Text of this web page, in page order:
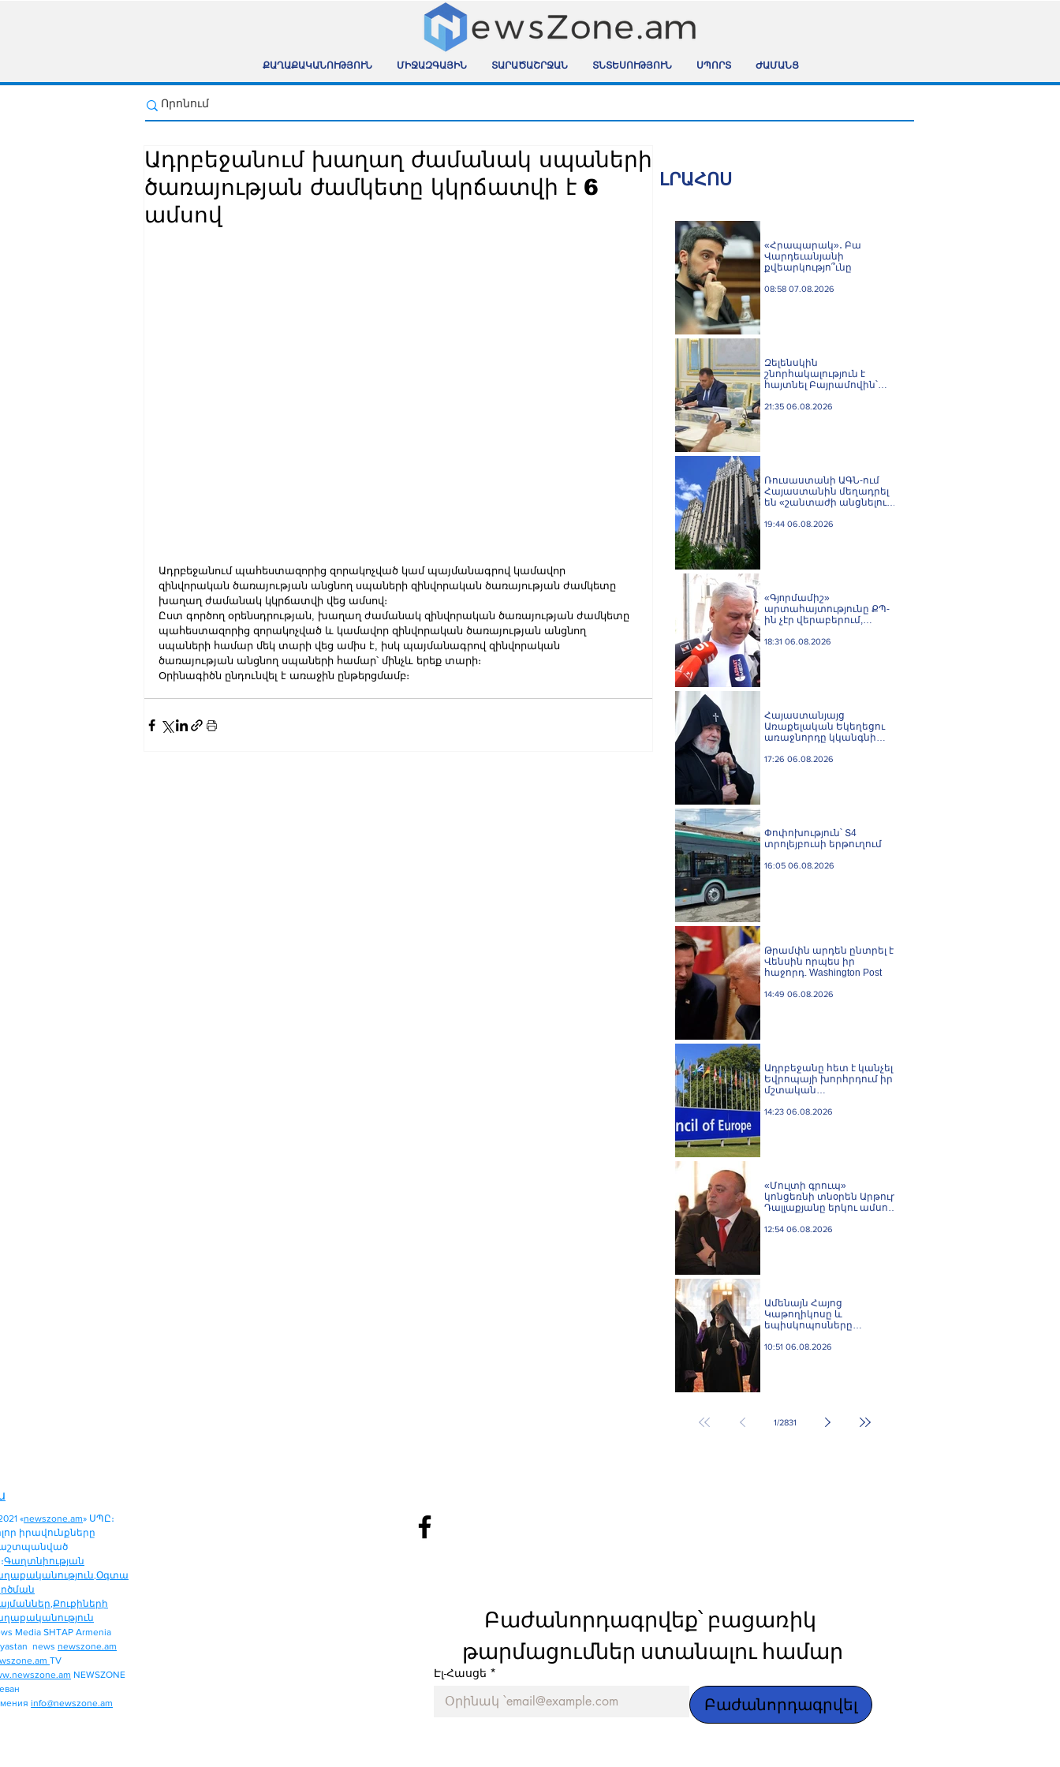
ՔԱՂԱՔԱԿԱՆՈՒԹՅՈՒՆ ՄԻՋԱԶԳԱՅԻՆ ՏԱՐԱԾԱՇՐՋԱՆ ՏՆՏԵՍՈՒԹՅՈՒՆ ՍՊՈՐՏ ԺԱՄԱՆՑ
Ադրբեջանում խաղաղ ժամանակ սպաների
ծառայության ժամկետը կկրճատվի է 6
ամսով
Ադրբեջանում պահեստազորից զորակոչված կամ պայմանագրով կամավոր
զինվորական ծառայության անցնող սպաների զինվորական ծառայության ժամկետը
խաղաղ ժամանակ կկրճատվի վեց ամսով։
Ըստ գործող օրենսդրության, խաղաղ ժամանակ զինվորական ծառայության ժամկետը
պահեստազորից զորակոչված և կամավոր զինվորական ծառայության անցնող
սպաների համար մեկ տարի վեց ամիս է, իսկ պայմանագրով զինվորական
ծառայության անցնող սպաների համար՝ մինչև երեք տարի։
Օրինագիծն ընդունվել է առաջին ընթերցմամբ։
ԼՐԱՀՈՍ
«Հրապարակ»․ Բա
Վարդեւանյանի
քվեարկությո՞ւնը
08:58 07.08.2026
Զելենսկին
շնորհակալություն է
հայտնել Բայրամովին՝
հումանիտար
21:35 06.08.2026
Ռուսաստանի ԱԳՆ-ում
Հայաստանին մեղադրել
են «շանտաժի անցնելու
19:44 06.08.2026
«Գյnրմամիշ»
արտահայտությունը ՔՊ-
ին չէր վերաբերում,
խլnղներին էր
18:31 06.08.2026
Հայաստանյայց
Առաքելական Եկեղեցու
առաջնորդը կկանգնի
կառավարության հետ
17:26 06.08.2026
Փոփոխություն՝ Տ4
տրոլեյբուսի երթուղում
16:05 06.08.2026
Թրամփն արդեն ընտրել է
Վենսին որպես իր
հաջորդ. Washington Post
14:49 06.08.2026
Ադրբեջանը հետ է կանչել
Եվրոպայի խորհրդում իր
մշտական
14:23 06.08.2026
«Մուլտի գրուպ»
կոնցեռնի տնօրեն Արթուր
Դալլաքյանը երկու ամսով
12:54 06.08.2026
Ամենայն Հայոց
Կաթողիկոսը և
եպիսկոպոսները
դատական առաջին
10:51 06.08.2026
1/2831
«newszone.am» ՍՊԸ։
իրավունքները
Գաղտնիության
,Օգտա
,Քուքիների
Media SHTAP Armenia
news newszone.am
TV
NEWSZONE
info@newszone.am
Բաժանորդագրվեք՝ բացառիկ
թարմացումներ ստանալու համար
Էլ-Հասցե *
Բաժանորդագրվել